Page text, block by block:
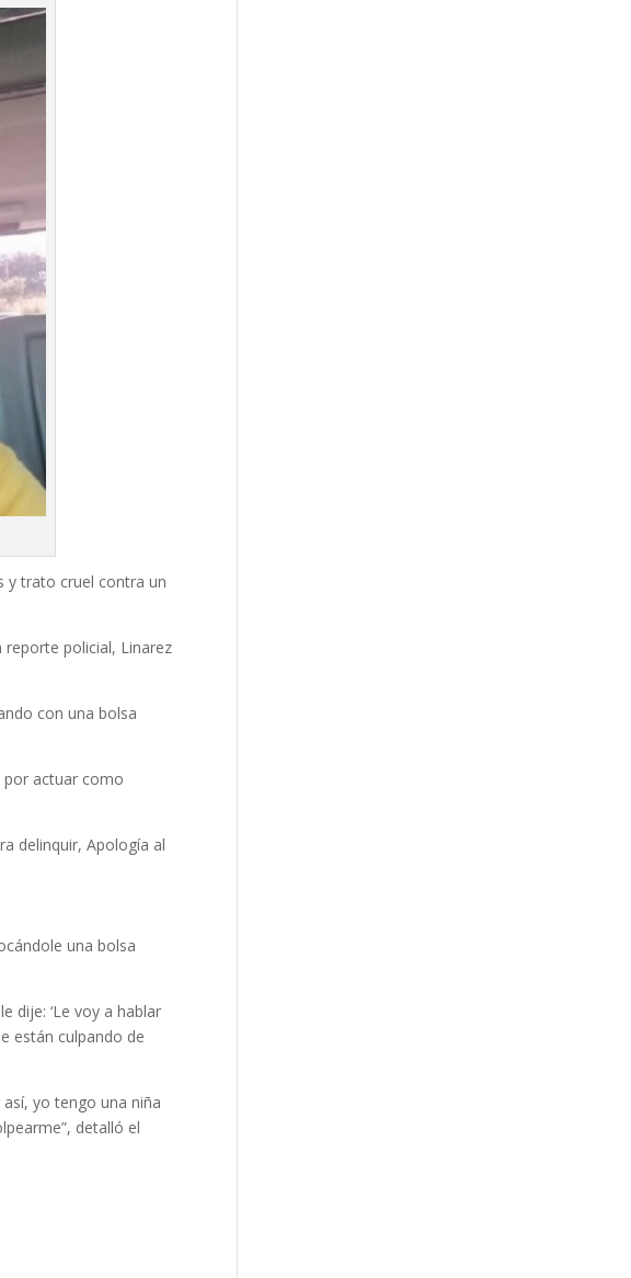
y trato cruel contra un
policial, Linarez
con una bolsa
por actuar como
delinquir, Apología al
una bolsa
dije: ‘Le voy a hablar
están culpando de
yo tengo una niña
detalló el